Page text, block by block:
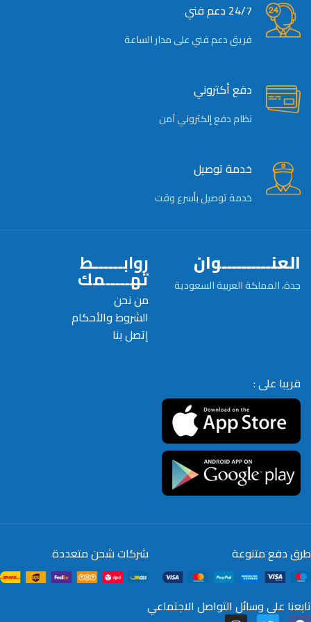
24/7 دعم فني
فريق دعم فني على مدار الساعة
دفع أكتروني
نظام دفع إلكتروني آمن
خدمة توصيل
خدمة توصيل بأسرع وقت
العنــــــــــوان
جدة، المملكة العربية السعودية
روابــــــط
تهـــــمك
من نحن
الشروط والأحكام
إتصل بنا
قريبا على :
طرق دفع متنوعة شركات شحن متعددة
تابعنا على وسائل التواصل الاجتماعي